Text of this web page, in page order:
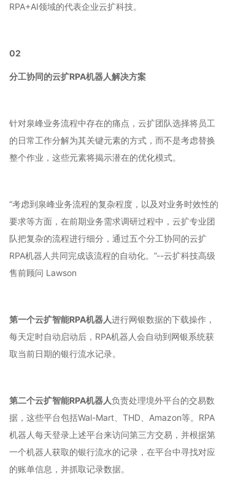
RPA+AI领域的代表企业云扩科技。
02
分工协同的云扩RPA机器人解决方案
针对泉峰业务流程中存在的痛点，云扩团队选择将员工
的日常工作分解为其关键元素的方式，而不是考虑替换
整个作业，这些元素将揭示潜在的优化模式。
“考虑到泉峰业务流程的复杂程度，以及对业务时效性的
要求等方面，在前期业务需求调研过程中，云扩专业团
队把复杂的流程进行细分，通过五个分工协同的云扩
RPA机器人共同完成该流程的自动化。”--云扩科技高级
售前顾问 Lawson
第一个云扩智能RPA机器人进行网银数据的下载操作，
每天定时自动启动后，RPA机器人会自动到网银系统获
取当前日期的银行流水记录。
第二个云扩智能RPA机器人负责处理境外平台的交易数
据，这些平台包括Wal-Mart、THD、Amazon等。RPA
机器人每天登录上述平台来访问第三方交易，并根据第
一个机器人获取的银行流水的记录，在平台中寻找对应
的账单信息，并抓取记录数据。